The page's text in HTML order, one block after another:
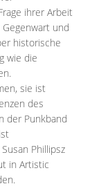
ihrer Arbeit
und
historische
wie die
sie ist
des
der Punkband
Phillipsz
in Artistic